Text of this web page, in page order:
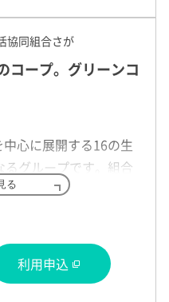
報
・
なサービスなど、
みを通して毎日の子育てを応
す。
協同組合さが
コープ。グリーンコ
心に展開する16の生
グループです。組合
の提供の他、平和・
る
利用申込